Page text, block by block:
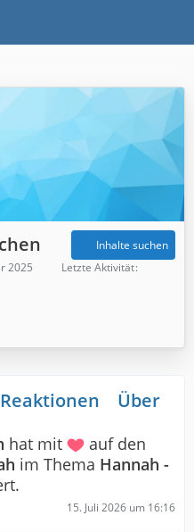
Inhalte suchen
2025
Letzte Aktivität
Reaktionen Über
hat mit
auf den
im Thema Hannah -
15. Juli 2026 um 16:16